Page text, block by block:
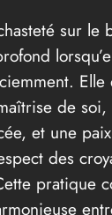
sur le
de soi,
et une
des
pratique